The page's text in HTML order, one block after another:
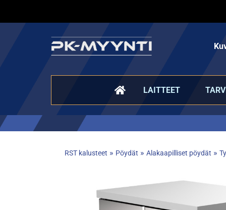
LAITTEET
RST kalusteet » Pöydät » Alakaapilliset pöydät »